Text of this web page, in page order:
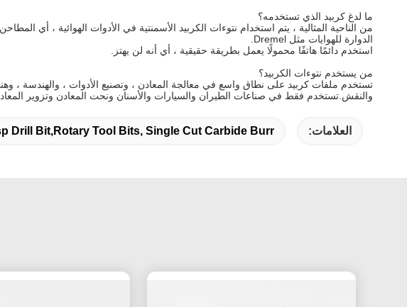
ما لدغ كربيد الذي تستخدمه؟
من الناحية المثالية ، يتم استخدام نتوءات الكربيد الأسمنتية في الأدوات الهوائية ، أي
الدوارة للهوايات مثل Dremel.
استخدم دائمًا هاتفًا محمولًا يعمل بطريقة حقيقية ، أي أنه لن يهتز.
من يستخدم نتوءات الكربيد؟
تستخدم ملفات كربيد على نطاق واسع في معالجة المعادن ، وتصنيع الأدوات ، والهندسة
والنقش.تستخدم فقط في صناعات الطيران والسيارات والأسنان ونحت المعادن وتزوير
العلامات: Drill Bit,rotary Tool Bits, Single Cut Carbide Burr